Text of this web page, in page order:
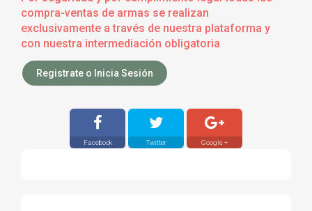
compra-ventas de armas se realizan
exclusivamente a través de nuestra plataforma y
con nuestra intermediación obligatoria
Registrate o Inicia Sesión
Facebook Twitter Google +